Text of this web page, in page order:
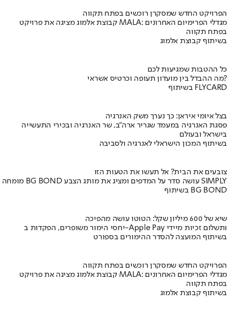
הפרויקט החדש שמסקרן רוכשים בפתח תקווה
קבוצת אלמוג מציגה את פרויקט MALA: מגדלי הפרימיום האחרונים
בפתח תקווה
בשיתוף קבוצת אלמוג
כל ההטבות שמגיעות לכם
מה ההבדל בין מועדון תעופה וכרטיס אשראי?
בשיתוף FLYCARD
בצל איומי איראן: כך נערך משק האנרגיה
פסגת האנרגיה במעמד שגריר ארה"ב, שר האנרגיה ובכירי התעשייה
בישראל ובעולם
בשיתוף המכון הישראלי לאנרגיה ולסביבה
צובעים את הבית? אל תעשו את הטעות הזו
מומחה BG BOND עושה סדר על המדפים ומציג את מותג הצבע SIMPLY
בשיתוף BG BOND
שיא של 600 מיליון שקל: הטוטו עושה מהפיכה
יחסי הימור משופרים, הפקדות ב-Apple Pay ותשלום זכיות מיידי
בשיתוף המועצה להסדר ההימורים בספורט
הפרויקט החדש שמסקרן רוכשים בפתח תקווה
קבוצת אלמוג מציגה את פרויקט MALA: מגדלי הפרימיום האחרונים
בפתח תקווה
בשיתוף קבוצת אלמוג